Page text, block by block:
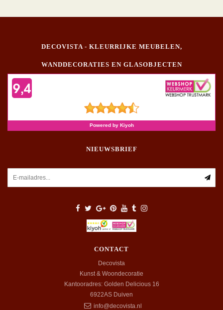
DECOVISTA - KLEURRIJKE MEUBELEN,
WANDDECORATIES EN GLASOBJECTEN
NIEUWSBRIEF
CONTACT
Decovista
Kunst & Woondecoratie
Kantooradres: Golden Delicious 16
6922AS Duiven
info@decovista.nl